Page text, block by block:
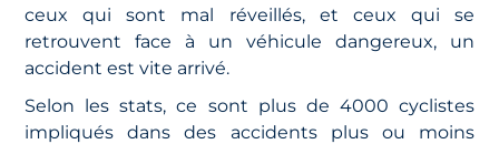
ceux qui sont mal réveillés, et ceux qui se
retrouvent face à un véhicule dangereux, un
accident est vite arrivé.
Selon les stats, ce sont plus de 4000 cyclistes
impliqués dans des accidents plus ou moins